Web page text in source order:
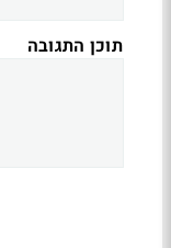
תוכן התגובה